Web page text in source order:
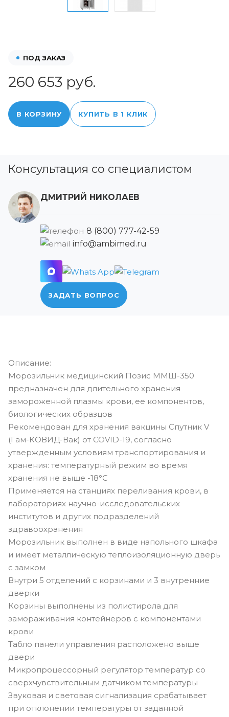
ПОД ЗАКАЗ
260 653 руб.
В КОРЗИНУ КУПИТЬ В 1 КЛИК
Консультация со специалистом
ДМИТРИЙ НИКОЛАЕВ
8 (800) 777-42-59
info@ambimed.ru
ЗАДАТЬ ВОПРОС
Описание:
Морозильник медицинский Позис ММШ-350
предназначен для длительного хранения
замороженной плазмы крови, ее компонентов,
биологических образцов
Рекомендован для хранения вакцины Спутник V
(Гам-КОВИД-Вак) от COVID-19, согласно
утвержденным условиям транспортирования и
хранения: температурный режим во время
хранения не выше -18°C
Применяется на станциях переливания крови, в
лабораториях научно-исследовательских
институтов и других подразделений
здравоохранения
Морозильник выполнен в виде напольного шкафа
и имеет металлическую теплоизоляционную дверь
с замком
Внутри 5 отделений с корзинами и 3 внутренние
дверки
Корзины выполнены из полистирола для
замораживания контейнеров с компонентами
крови
Табло панели управления расположено выше
двери
Микропроцессорный регулятор температур со
сверхчувствительным датчиком температуры
Звуковая и световая сигнализация срабатывает
при отклонении температуры от заданной